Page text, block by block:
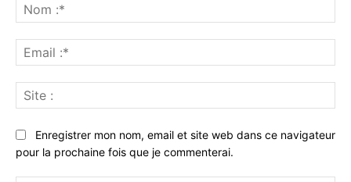
:*
:*
:
Enregistrer mon nom, email et site web dans ce navigateur
pour la prochaine fois que je commenterai.